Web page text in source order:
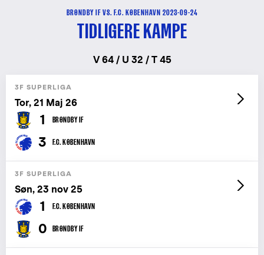
BRØNDBY IF VS. F.C. KØBENHAVN 2023-09-24
TIDLIGERE KAMPE
V 64 / U 32 / T 45
3F SUPERLIGA
Tor, 21 Maj 26
1 BRØNDBY IF
3 F.C. KØBENHAVN
3F SUPERLIGA
Søn, 23 nov 25
1 F.C. KØBENHAVN
0 BRØNDBY IF